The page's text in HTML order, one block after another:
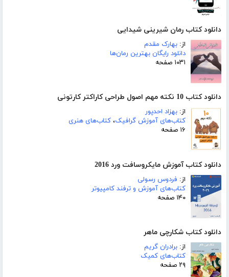
دانلود کتاب رمان شیرینی شیدایی
از: بهارک مقدم
دانلود رایگان بهترین رمان‌ها
۱۰۳۱ صفحه
دانلود کتاب 10 نکته مهم اصول طراحی کاراکتر کارتونی
از: بهزاد احدپور
کتاب‌های آموزش گرافیک، کتاب‌های هنری
۱۶ صفحه
دانلود کتاب آموزش مایکروسافت ورد 2016
از: فردوس رسولی
کتاب‌های آموزش و ترفند کامپیوتر
۱۴۰ صفحه
دانلود کتاب شکارچی ماهر
از: برادران گریم
کتاب‌های کمیک
۲۹ صفحه